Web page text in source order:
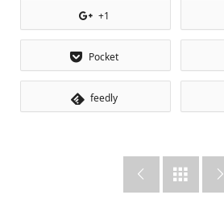
+1
Pocket
feedly
  